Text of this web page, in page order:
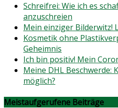
Schreifrei: Wie ich es
anzuschreien
Mein einziger Bilderwitz!
Kosmetik ohne
Geheimnis
Ich bin positiv! Mein
Meine DHL Beschwerde:
möglich?
Meistaufgerufene Beiträge